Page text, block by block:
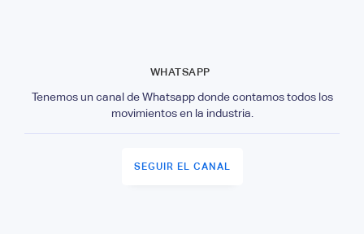
WHATSAPP
Tenemos un canal de Whatsapp donde contamos todos los
movimientos en la industria.
SEGUIR EL CANAL